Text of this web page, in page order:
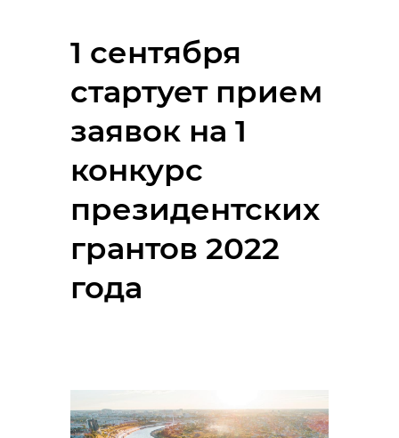
1 сентября
стартует прием
заявок на 1
конкурс
президентских
грантов 2022
года